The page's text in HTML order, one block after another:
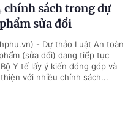
sách trong dự
sửa đổi
- Dự thảo Luật An toàn
(sửa đổi) đang tiếp tục
Y tế lấy ý kiến đóng góp và
với nhiều chính sách...